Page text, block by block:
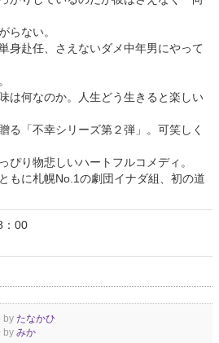
らない。
身赴任、さえないダメ中年男にやって
は何なのか。人生どう生きると楽しい
る「不幸シリーズ第２弾」。可笑しく
ぴり物悲しいハートフルコメディ。
もに札幌No.1の劇団イナダ組、初の道
：00
by たなかひ
by みか